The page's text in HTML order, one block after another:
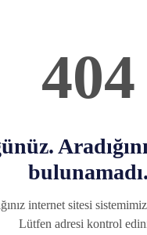
404
bulunamadı.
internet sitesi
Lütfen adresi kontrol